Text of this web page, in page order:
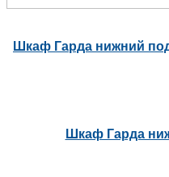
Шкаф Гарда нижний
Шкаф Гарда